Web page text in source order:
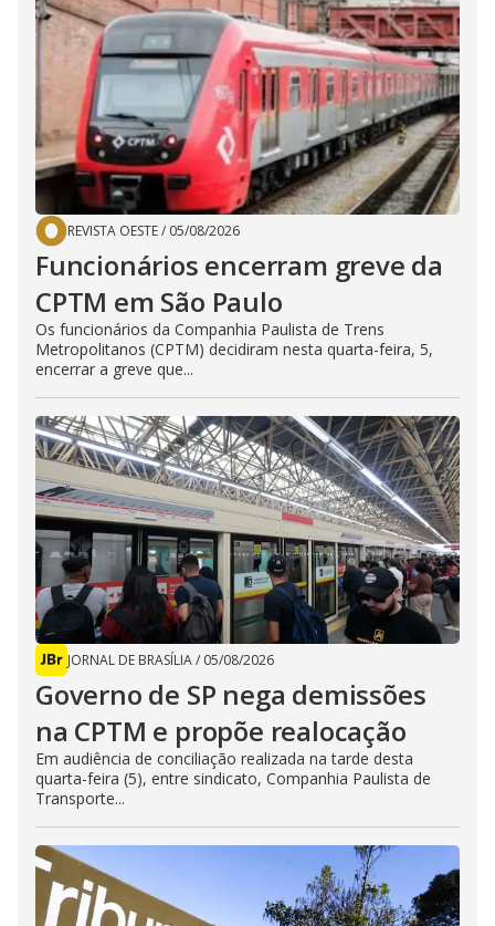
REVISTA OESTE/ 05/08/2026
Funcionários encerram greve da
CPTM em São Paulo
Os funcionários da Companhia Paulista de Trens
Metropolitanos (CPTM) decidiram nesta quarta-feira, 5,
encerrar a greve que...
JORNAL DE BRASÍLIA/ 05/08/2026
Governo de SP nega demissões
na CPTM e propõe realocação
Em audiência de conciliação realizada na tarde desta
quarta-feira (5), entre sindicato, Companhia Paulista de
Transporte...